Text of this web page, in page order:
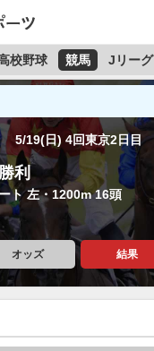
校野球 競馬 Jリーグ
5/19(日) 4回東京2日目
利
ト 左・1200m 16頭
オッズ 結果